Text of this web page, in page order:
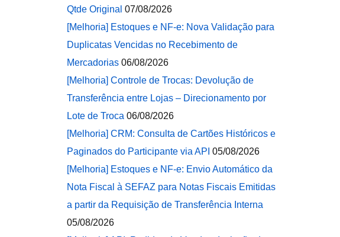
Qtde Original 07/08/2026
[Melhoria] Estoques e NF-e: Nova Validação para
Duplicatas Vencidas no Recebimento de
Mercadorias 06/08/2026
[Melhoria] Controle de Trocas: Devolução de
Transferência entre Lojas – Direcionamento por
Lote de Troca 06/08/2026
[Melhoria] CRM: Consulta de Cartões Históricos e
Paginados do Participante via API 05/08/2026
[Melhoria] Estoques e NF-e: Envio Automático da
Nota Fiscal à SEFAZ para Notas Fiscais Emitidas
a partir da Requisição de Transferência Interna
05/08/2026